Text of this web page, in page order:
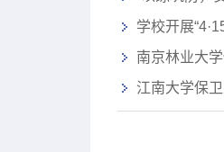
学校开展
南京林业大
江南大学保